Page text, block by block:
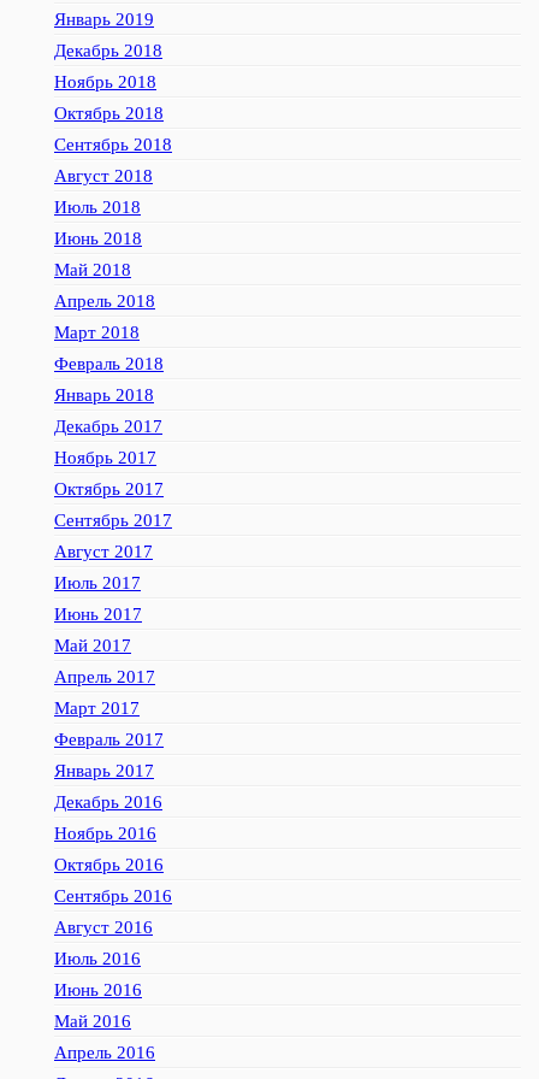
Январь 2019
Декабрь 2018
Ноябрь 2018
Октябрь 2018
Сентябрь 2018
Август 2018
Июль 2018
Июнь 2018
Май 2018
Апрель 2018
Март 2018
Февраль 2018
Январь 2018
Декабрь 2017
Ноябрь 2017
Октябрь 2017
Сентябрь 2017
Август 2017
Июль 2017
Июнь 2017
Май 2017
Апрель 2017
Март 2017
Февраль 2017
Январь 2017
Декабрь 2016
Ноябрь 2016
Октябрь 2016
Сентябрь 2016
Август 2016
Июль 2016
Июнь 2016
Май 2016
Апрель 2016